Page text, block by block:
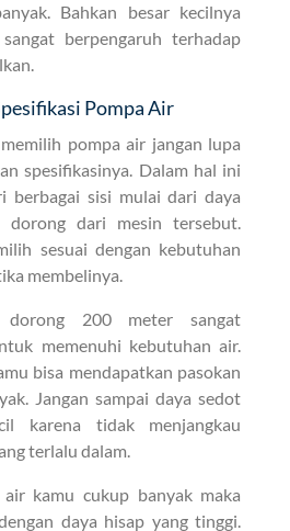
Bahkan besar kecilnya
berpengaruh terhadap
Pompa Air
pompa air jangan lupa
spesifikasinya. Dalam hal ini
berbagai sisi mulai dari daya
dorong dari mesin tersebut.
sesuai dengan kebutuhan
membelinya.
200 meter sangat
memenuhi kebutuhan air.
bisa mendapatkan pasokan
Jangan sampai daya sedot
karena tidak menjangkau
terlalu dalam.
kamu cukup banyak maka
daya hisap yang tinggi.